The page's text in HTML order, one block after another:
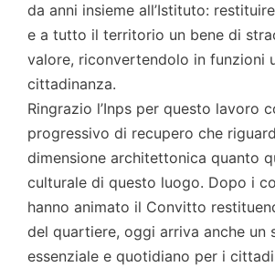
da anni insieme all’Istituto:
e a tutto il territorio un bene di
valore, riconvertendolo in funzioni
cittadinanza.
Ringrazio l’Inps per questo lavoro
progressivo di recupero che
dimensione architettonica quanto
culturale di questo luogo. Dopo i
hanno animato il Convitto
del quartiere, oggi arriva anche un
essenziale e quotidiano per i